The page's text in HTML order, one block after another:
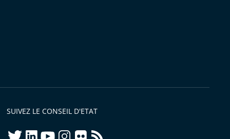
SUIVEZ LE CONSEIL D'ETAT
twitterlinkedInyoutubeinstagram
flickrrss